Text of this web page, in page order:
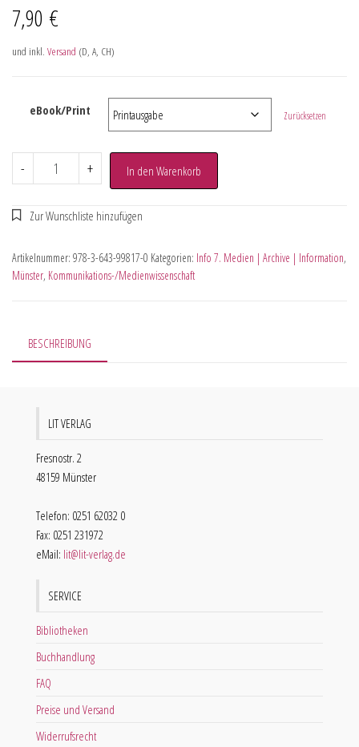
7,90 €
und inkl. Versand (D, A, CH)
eBook/Print Zurücksetzen
- + In den Warenkorb
Artikelnummer: 978-3-643-99817-0 Kategorien: Info 7. Medien | Archive | Information,
Münster, Kommunikations-/Medienwissenschaft
BESCHREIBUNG
LIT VERLAG
Fresnostr. 2
48159 Münster
Telefon: 0251 62032 0
Fax: 0251 231972
eMail: lit@lit-verlag.de
SERVICE
Bibliotheken
Buchhandlung
FAQ
Preise und Versand
Widerrufsrecht